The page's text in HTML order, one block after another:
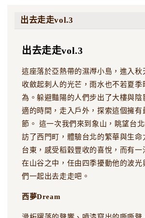
出去走走vol.3
出去走走vol.3
這座落於亞熱帶的濕溽小島，進入秋
收斂起刺人的光芒，雨水也不若夏季
為。躲避豔陽的人們步出了大樓與陰
適的時間，走入戶外，探索這個擁有
節。 這一次我們來到象山，眺望台
訪了西門町，體驗台北的繁華與生命
台東，感受稻穀豐收的喜悅，而有一
在山谷之中，任由四季擾動他的波光
們一起出去走走吧。
西夢Dream